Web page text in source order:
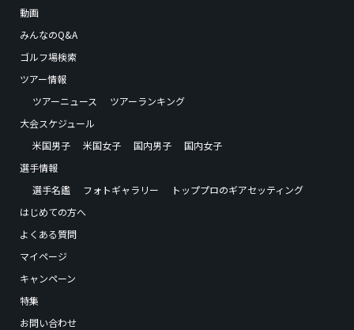
動画
みんなのQ&A
ゴルフ場検索
ツアー情報
ツアーニュース
ツアーランキング
大会スケジュール
米国男子
米国女子 国内男子
国内女子
選手情報
選手名鑑
フォトギャラリー
トッププロのギアセッティング
はじめての方へ
よくある質問
マイページ
キャンペーン
特集
お問い合わせ